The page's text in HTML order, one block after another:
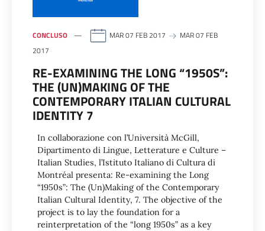
CONCLUSO MAR 07 FEB 2017
MAR 07 FEB
2017
RE-EXAMINING THE LONG “1950S”:
THE (UN)MAKING OF THE
CONTEMPORARY ITALIAN CULTURAL
IDENTITY 7
In collaborazione con l’Università McGill,
Dipartimento di Lingue, Letterature e Culture –
Italian Studies, l’Istituto Italiano di Cultura di
Montréal presenta: Re-examining the Long
“1950s”: The (Un)Making of the Contemporary
Italian Cultural Identity, 7. The objective of the
project is to lay the foundation for a
reinterpretation of the “long 1950s” as a key